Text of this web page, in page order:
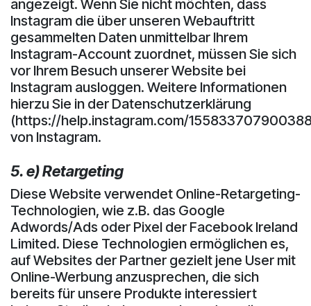
angezeigt. Wenn Sie nicht möchten, dass
Instagram die über unseren Webauftritt
gesammelten Daten unmittelbar Ihrem
Instagram-Account zuordnet, müssen Sie sich
vor Ihrem Besuch unserer Website bei
Instagram ausloggen. Weitere Informationen
hierzu Sie in der Datenschutzerklärung
(https://help.instagram.com/
von Instagram.
5. e) Retargeting
Diese Website verwendet Online-Retargeting-
Technologien, wie z.B. das Google
Adwords/Ads oder Pixel der Facebook Ireland
Limited. Diese Technologien ermöglichen es,
auf Websites der Partner gezielt jene User mit
Online-Werbung anzusprechen, die sich
bereits für unsere Produkte interessiert